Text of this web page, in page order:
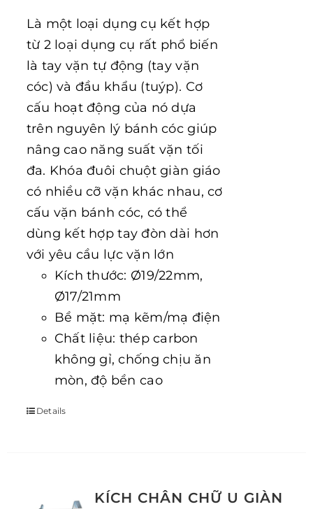
Là một loại dụng cụ kết hợp
từ 2 loại dụng cụ rất phổ biến
là tay vặn tự động (tay vặn
cóc) và đầu khẩu (tuýp). Cơ
cấu hoạt động của nó dựa
trên nguyên lý bánh cóc giúp
nâng cao năng suất vặn tối
đa. Khóa đuôi chuột giàn giáo
có nhiều cỡ vặn khác nhau, cơ
cấu vặn bánh cóc, có thể
dùng kết hợp tay đòn dài hơn
với yêu cầu lực vặn lớn
Kích thước: Ø19/22mm,
Ø17/21mm
Bề mặt: mạ kẽm/mạ điện
Chất liệu: thép carbon
không gỉ, chống chịu ăn
mòn, độ bền cao
Details
KÍCH CHÂN CHỮ U GIÀN